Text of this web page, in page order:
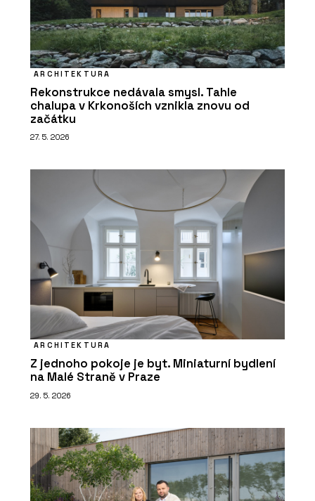
ARCHITEKTURA
Rekonstrukce nedávala smysl. Tahle
chalupa v Krkonoších vznikla znovu od
začátku
27. 5. 2026
ARCHITEKTURA
Z jednoho pokoje je byt. Miniaturní bydlení
na Malé Straně v Praze
29. 5. 2026